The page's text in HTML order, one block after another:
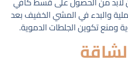
والبدء في المشي الخفيف بعد